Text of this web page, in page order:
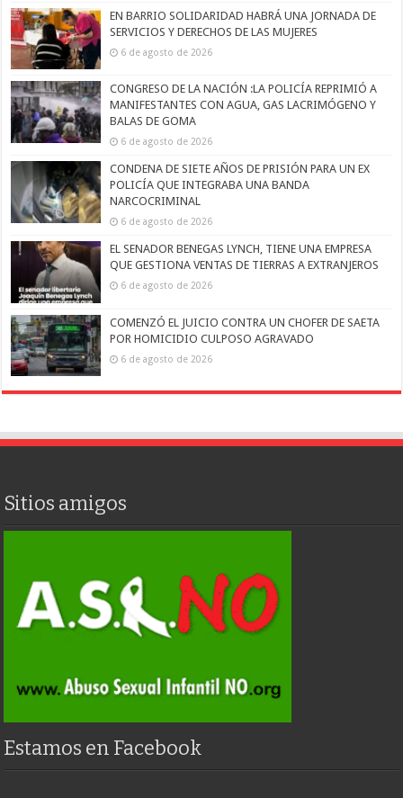
EN BARRIO SOLIDARIDAD HABRÁ UNA JORNADA DE
SERVICIOS Y DERECHOS DE LAS MUJERES
6 de agosto de 2026
CONGRESO DE LA NACIÓN :LA POLICÍA REPRIMIÓ A
MANIFESTANTES CON AGUA, GAS LACRIMÓGENO Y
BALAS DE GOMA
6 de agosto de 2026
CONDENA DE SIETE AÑOS DE PRISIÓN PARA UN EX
POLICÍA QUE INTEGRABA UNA BANDA
NARCOCRIMINAL
6 de agosto de 2026
EL SENADOR BENEGAS LYNCH, TIENE UNA EMPRESA
QUE GESTIONA VENTAS DE TIERRAS A EXTRANJEROS
6 de agosto de 2026
COMENZÓ EL JUICIO CONTRA UN CHOFER DE SAETA
POR HOMICIDIO CULPOSO AGRAVADO
6 de agosto de 2026
Sitios amigos
Estamos en Facebook